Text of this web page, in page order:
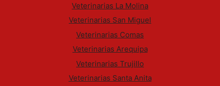
Veterinarias La Molina
Veterinarias San Miguel
Veterinarias Comas
Veterinarias Arequipa
Veterinarias Trujillo
Veterinarias Santa Anita